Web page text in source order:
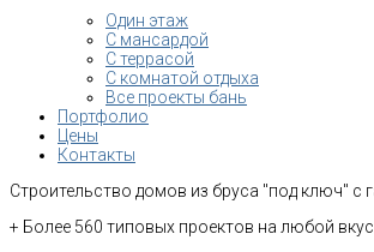
Один этаж
С мансардой
С террасой
С комнатой отдыха
Все проекты бань
Портфолио
Цены
Контакты
Строительство домов из бруса "под ключ" с
+ Более 560 типовых проектов на любой